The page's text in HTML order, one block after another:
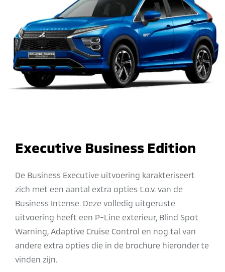
Executive Business Edition
De Business Executive uitvoering karakteriseert
zich met een aantal extra opties t.o.v. van de
Business Intense. Deze volledig uitgeruste
uitvoering heeft een P-Line exterieur, Blind Spot
Warning, Adaptive Cruise Control en nog tal van
andere extra opties die in de brochure hieronder te
vinden zijn.